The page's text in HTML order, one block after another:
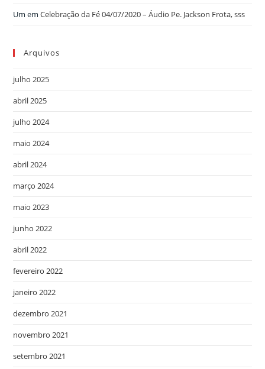
Um emCelebração da Fé 04/07/2020 – Áudio Pe. Jackson Frota, sss
Arquivos
julho 2025
abril 2025
julho 2024
maio 2024
abril 2024
março 2024
maio 2023
junho 2022
abril 2022
fevereiro 2022
janeiro 2022
dezembro 2021
novembro 2021
setembro 2021